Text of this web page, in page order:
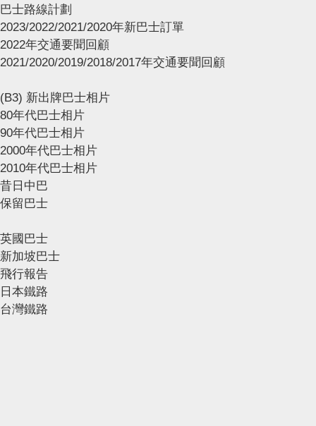
巴士路線計劃
2023/2022/2021/2020年新巴士訂單
2022年交通要聞回顧
2021/2020/2019/2018/2017年交通要聞回顧
(B3) 新出牌巴士相片
80年代巴士相片
90年代巴士相片
2000年代巴士相片
2010年代巴士相片
昔日中巴
保留巴士
英國巴士
新加坡巴士
飛行報告
日本鐵路
台灣鐵路